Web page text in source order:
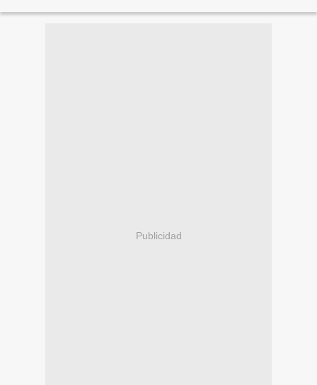
Publicidad